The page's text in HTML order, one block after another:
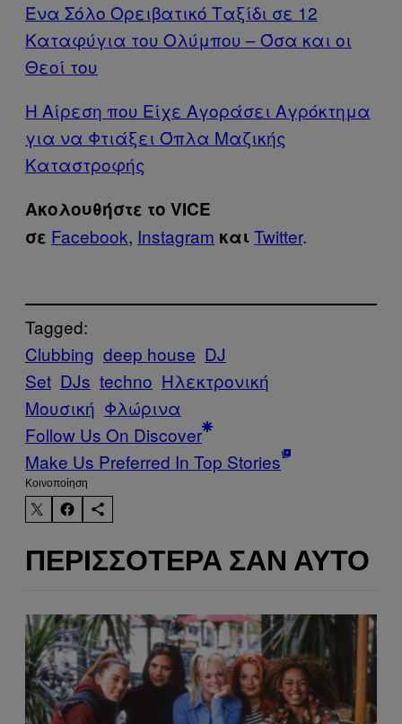
Ένα Σόλο Ορειβατικό Ταξίδι σε 12
Καταφύγια του Ολύμπου – Όσα και οι
Θεοί του
Η Αίρεση που Είχε Αγοράσει Αγρόκτημα
για να Φτιάξει Όπλα Μαζικής
Καταστροφής
Ακολουθήστε το VICE
σε Facebook, Instagram και Twitter.
Tagged:
Clubbing deep house DJ
Set DJs techno Ηλεκτρονική
Μουσική Φλώρινα
Follow Us On Discover
Make Us Preferred In Top Stories
Kοινοποίηση
ΠΕΡΙΣΣΌΤΕΡΑ ΣΑΝ ΑΥΤΌ